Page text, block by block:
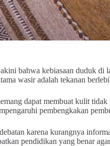
bahwa kebiasaan duduk di
wasir adalah tekanan
dapat membuat kulit tidak
pembengkakan
karena kurangnya
pendidikan yang benar